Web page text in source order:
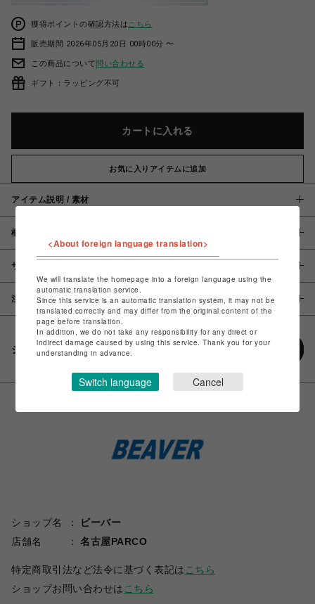
獲得ポイントの確認方法は こちら
販売期間 2026年05月20日 00時00分 〜
この商品について問い合わせる
ギフト：ラッピング不可
カートに入れる
お気に入りアイテムに追加
アイテム説明 / 素材
概要
サイズ
注意事項
シェアする
ショップ名
ビーバー
店舗名
名古屋PARCO
特定商取引法など法令に基づく表記は こちら
ショップお問い合わせは こちら
<About foreign language translation>
We will translate the homepage into a foreign language using the
automatic translation service.
Since this service is an automatic translation system, it may not be
translated correctly and may differ from the original content of the
page before translation.
In addition, we do not take any responsibility for any direct or
indirect damage caused by using this service. Thank you for your
understanding in advance.
Switch language Cancel